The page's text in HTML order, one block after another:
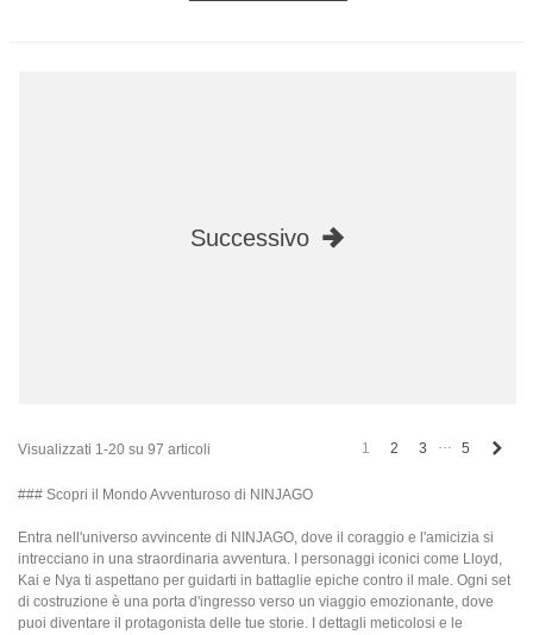
Successivo
Visualizzati 1-20 su 97 articoli 1 2 3 … 5
### Scopri il Mondo Avventuroso di NINJAGO
Entra nell'universo avvincente di NINJAGO, dove il coraggio e l'amicizia si
intrecciano in una straordinaria avventura. I personaggi iconici come Lloyd,
Kai e Nya ti aspettano per guidarti in battaglie epiche contro il male. Ogni set
di costruzione è una porta d'ingresso verso un viaggio emozionante, dove
puoi diventare il protagonista delle tue storie. I dettagli meticolosi e le